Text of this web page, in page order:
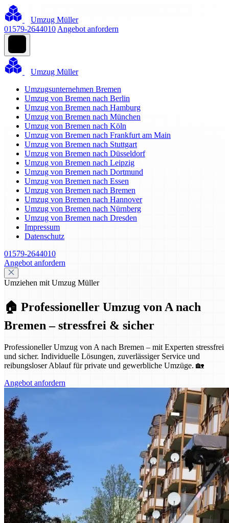
Umzug Müller
01579-2644010 Angebot anfordern
Umzug Müller
Umzugsunternehmen Bremen
Umzug von Bremen nach Berlin
Umzug von Bremen nach Hamburg
Umzug von Bremen nach München
Umzug von Bremen nach Köln
Umzug von Bremen nach Frankfurt am Main
Umzug von Bremen nach Stuttgart
Umzug von Bremen nach Düsseldorf
Umzug von Bremen nach Leipzig
Umzug von Bremen nach Dortmund
Umzug von Bremen nach Essen
Umzug von Bremen nach Bremen
Umzug von Bremen nach Hannover
Umzug von Bremen nach Nürnberg
Umzug von Bremen nach Dresden
Impressum
Datenschutz
01579-2644010
Angebot anfordern
Umziehen mit Umzug Müller
🏠 Professioneller Umzug von A nach
Bremen – stressfrei & sicher
Professioneller Umzug von A nach Bremen – mit Experten stressfrei
und sicher. Individuelle Lösungen, zuverlässiger Service und
reibungsloser Ablauf für private und gewerbliche Umzüge. 🏡
Angebot anfordern